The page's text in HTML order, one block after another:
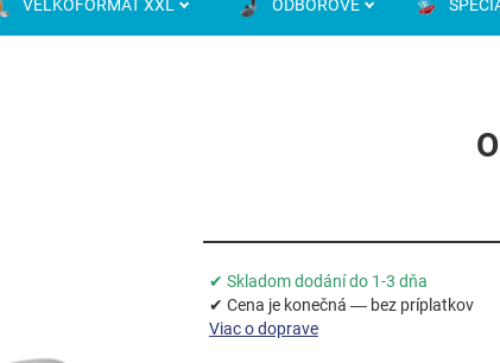
VELKOFORMÁT XXL ODBOROVÉ
✔ Skladom dodání do 1-3 dňa
✔ Cena je konečná — bez príplatkov
Viac o doprave